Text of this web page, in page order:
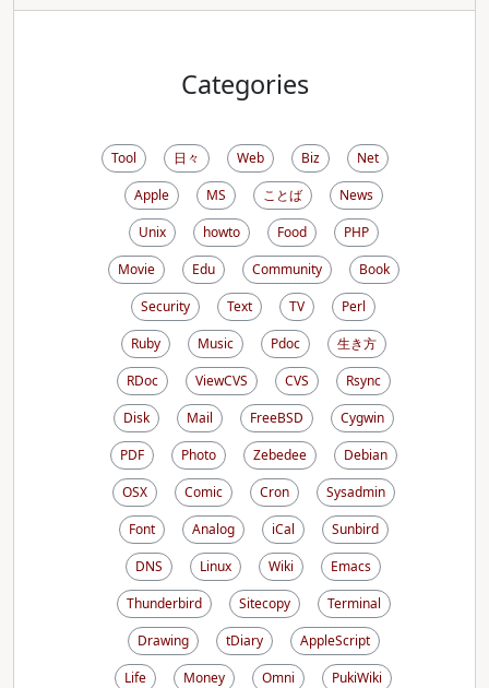
Categories
Tool 日々 Web Biz
Net
Apple
MS ことば
News
Unix
howto Food
PHP
Movie
Edu Community
Book
Security
Text TV
Perl
Ruby
Music Pdoc
生き方
RDoc
ViewCVS CVS
Rsync
Disk
Mail FreeBSD
Cygwin
PDF
Photo Zebedee
Debian
OSX
Comic Cron
Sysadmin
Font
Analog iCal
Sunbird
DNS
Linux Wiki
Emacs
Thunderbird
Sitecopy
Terminal
Drawing
tDiary
AppleScript
Life
Money Omni
PukiWiki